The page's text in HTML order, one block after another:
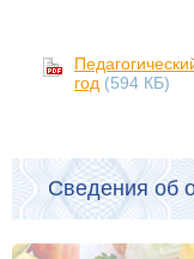
год (594 КБ)
Сведения об